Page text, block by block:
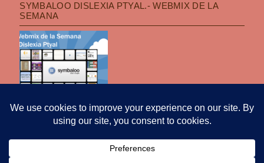
SYMBALOO DISLEXIA PTYAL.- WEBMIX DE LA
SEMANA